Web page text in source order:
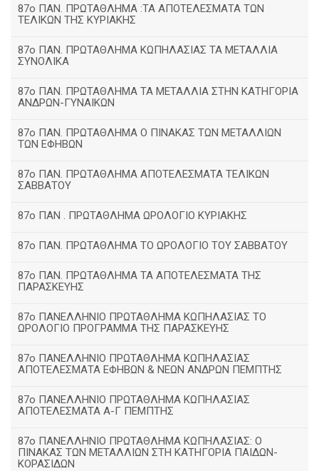
87ο ΠΑΝ. ΠΡΩΤΑΘΛΗΜΑ :ΤΑ ΑΠΟΤΕΛΕΣΜΑΤΑ ΤΩΝ
ΤΕΛΙΚΩΝ ΤΗΣ ΚΥΡΙΑΚΗΣ
87ο ΠΑΝ. ΠΡΩΤΑΘΛΗΜΑ ΚΩΠΗΛΑΣΙΑΣ ΤΑ ΜΕΤΑΛΛΙΑ
ΣΥΝΟΛΙΚΑ
87ο ΠΑΝ. ΠΡΩΤΑΘΛΗΜΑ ΤΑ ΜΕΤΑΛΛΙΑ ΣΤΗΝ ΚΑΤΗΓΟΡΙΑ
ΑΝΔΡΩΝ-ΓΥΝΑΙΚΩΝ
87ο ΠΑΝ. ΠΡΩΤΑΘΛΗΜΑ Ο ΠΙΝΑΚΑΣ ΤΩΝ ΜΕΤΑΛΛΙΩΝ
ΤΩΝ ΕΦΗΒΩΝ
87ο ΠΑΝ. ΠΡΩΤΑΘΛΗΜΑ ΑΠΟΤΕΛΕΣΜΑΤΑ ΤΕΛΙΚΩΝ
ΣΑΒΒΑΤΟΥ
87ο ΠΑΝ . ΠΡΩΤΑΘΛΗΜΑ ΩΡΟΛΟΓΙΟ ΚΥΡΙΑΚΗΣ
87ο ΠΑΝ. ΠΡΩΤΑΘΛΗΜΑ ΤΟ ΩΡΟΛΟΓΙΟ ΤΟΥ ΣΑΒΒΑΤΟΥ
87ο ΠΑΝ. ΠΡΩΤΑΘΛΗΜΑ ΤΑ ΑΠΟΤΕΛΕΣΜΑΤΑ ΤΗΣ
ΠΑΡΑΣΚΕΥΗΣ
87ο ΠΑΝΕΛΛΗΝΙΟ ΠΡΩΤΑΘΛΗΜΑ ΚΩΠΗΛΑΣΙΑΣ ΤΟ
ΩΡΟΛΟΓΙΟ ΠΡΟΓΡΑΜΜΑ ΤΗΣ ΠΑΡΑΣΚΕΥΗΣ
87ο ΠΑΝΕΛΛΗΝΙΟ ΠΡΩΤΑΘΛΗΜΑ ΚΩΠΗΛΑΣΙΑΣ
ΑΠΟΤΕΛΕΣΜΑΤΑ ΕΦΗΒΩΝ & ΝΕΩΝ ΑΝΔΡΩΝ ΠΕΜΠΤΗΣ
87ο ΠΑΝΕΛΛΗΝΙΟ ΠΡΩΤΑΘΛΗΜΑ ΚΩΠΗΛΑΣΙΑΣ
ΑΠΟΤΕΛΕΣΜΑΤΑ Α-Γ ΠΕΜΠΤΗΣ
87ο ΠΑΝΕΛΛΗΝΙΟ ΠΡΩΤΑΘΛΗΜΑ ΚΩΠΗΛΑΣΙΑΣ: Ο
ΠΙΝΑΚΑΣ ΤΩΝ ΜΕΤΑΛΛΙΩΝ ΣΤΗ ΚΑΤΗΓΟΡΙΑ ΠΑΙΔΩΝ-
ΚΟΡΑΣΙΔΩΝ